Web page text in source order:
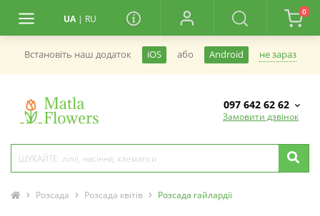
UA | RU
0
Встановiть наш додаток iOS або Android не зараз
097 642 62 62
Замовити дзвінок
Розсада Розсада квітів Розсада гайлардії